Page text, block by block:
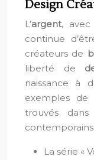
Design
L’argent, avec
continue
créateurs de
liberté de
naissance à
exemples
trouvés
La série «